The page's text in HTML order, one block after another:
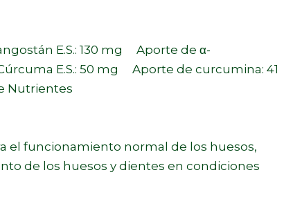
E.S.: 130 mg Aporte de α-
E.S.: 50 mg Aporte de curcumina: 41
Nutrientes
el funcionamiento normal de los huesos,
de los huesos y dientes en condiciones